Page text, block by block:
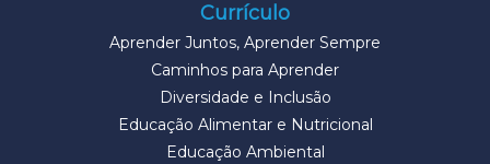
Currículo
Aprender Juntos, Aprender Sempre
Caminhos para Aprender
Diversidade e Inclusão
Educação Alimentar e Nutricional
Educação Ambiental